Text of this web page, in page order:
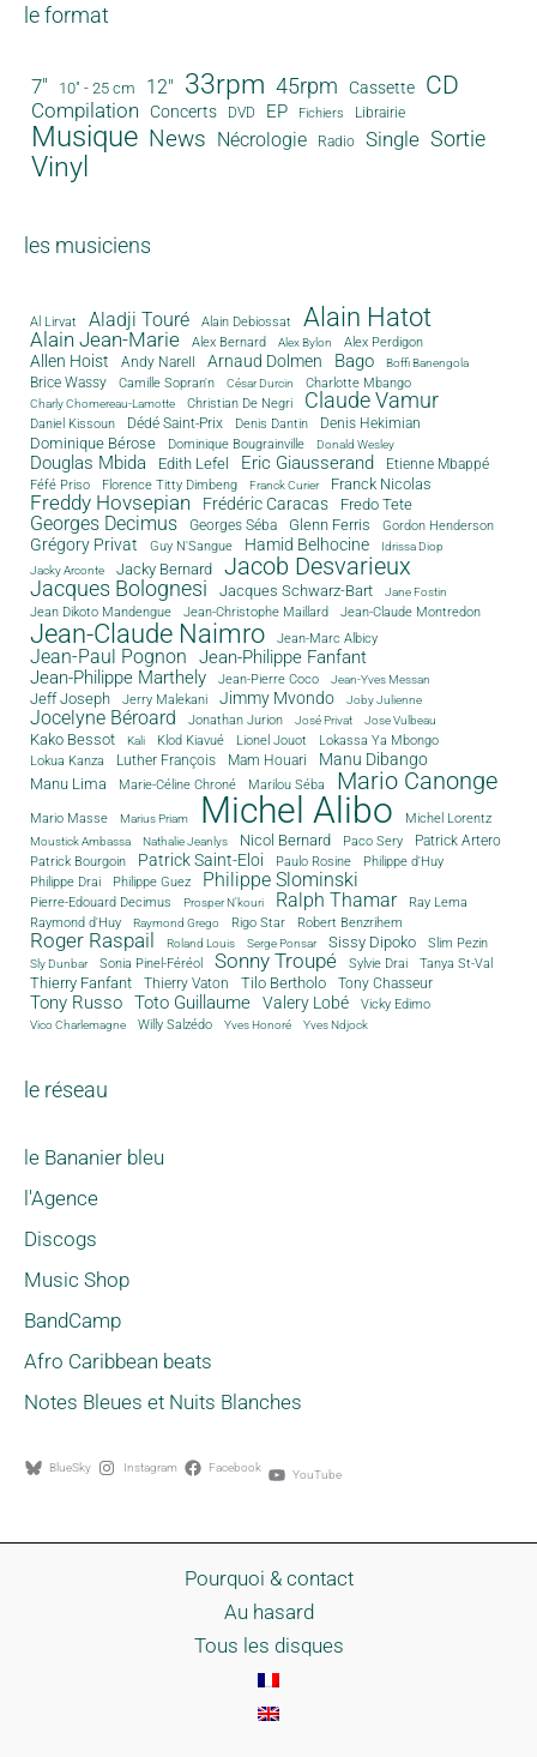
le format
7" 10" - 25 cm 12" 33rpm 45rpm Cassette CD
Compilation Concerts DVD EP Fichiers Librairie
Musique News Nécrologie Radio Single Sortie
Vinyl
les musiciens
Al Lirvat Aladji Touré Alain Debiossat Alain Hatot
Alain Jean-Marie Alex Bernard Alex Bylon Alex Perdigon
Allen Hoist Andy Narell Arnaud Dolmen Bago Boffi Banengola
Brice Wassy Camille Sopran'n César Durcin Charlotte Mbango
Charly Chomereau-Lamotte Christian De Negri Claude Vamur
Daniel Kissoun Dédé Saint-Prix Denis Dantin Denis Hekimian
Dominique Bérose Dominique Bougrainville Donald Wesley
Douglas Mbida Edith Lefel Eric Giausserand Etienne Mbappé
Féfé Priso Florence Titty Dimbeng Franck Curier Franck Nicolas
Freddy Hovsepian Frédéric Caracas Fredo Tete
Georges Decimus Georges Séba Glenn Ferris Gordon Henderson
Grégory Privat Guy N'Sangue Hamid Belhocine
Idrissa Diop
Jacky Arconte
Jacky Bernard Jacob Desvarieux
Jacques Bolognesi Jacques Schwarz-Bart Jane Fostin
Jean Dikoto Mandengue Jean-Christophe Maillard Jean-Claude Montredon
Jean-Claude Naimro Jean-Marc Albicy
Jean-Paul Pognon
Jean-Philippe Fanfant
Jean-Philippe Marthely
Jean-Pierre Coco Jean-Yves Messan
Jeff Joseph Jerry Malekani Jimmy Mvondo Joby Julienne
Jocelyne Béroard Jonathan Jurion José Privat Jose Vulbeau
Kako Bessot Kali Klod Kiavué Lionel Jouot
Lokassa Ya Mbongo
Lokua Kanza
Luther François Mam Houari Manu Dibango
Manu Lima Marie-Céline Chroné Marilou Séba Mario Canonge
Mario Masse Marius Priam Michel Alibo Michel Lorentz
Moustick Ambassa Nathalie Jeanlys Nicol Bernard Paco Sery
Patrick Artero
Patrick Bourgoin
Patrick Saint-Eloi Paulo Rosine
Philippe d'Huy
Philippe Drai
Philippe Guez Philippe Slominski
Pierre-Edouard Decimus Prosper N'kouri Ralph Thamar
Ray Lema
Raymond d'Huy
Raymond Grego Rigo Star Robert Benzrihem
Roger Raspail Roland Louis Serge Ponsar Sissy Dipoko Slim Pezin
Sly Dunbar Sonia Pinel-Féréol Sonny Troupé Sylvie Drai Tanya St-Val
Thierry Fanfant Thierry Vaton Tilo Bertholo Tony Chasseur
Tony Russo Toto Guillaume Valery Lobé Vicky Edimo
Vico Charlemagne Willy Salzédo Yves Honoré Yves Ndjock
le réseau
le Bananier bleu
l'Agence
Discogs
Music Shop
BandCamp
Afro Caribbean beats
Notes Bleues et Nuits Blanches
BlueSky Instagram Facebook YouTube
Pourquoi & contact
Au hasard
Tous les disques